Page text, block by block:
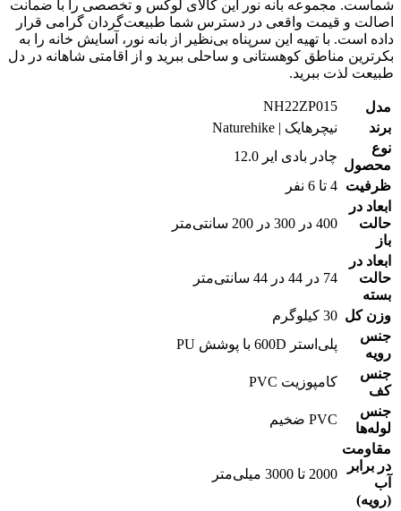
شماست. مجموعه بانه نور این کالای لوکس و تخصصی را با ضمانت
اصالت و قیمت واقعی در دسترس شما طبیعت‌گردان گرامی قرار
داده است. با تهیه این سرپناه بی‌نظیر از بانه نور، آسایش خانه را به
بکرترین مناطق کوهستانی و ساحلی ببرید و از اقامتی شاهانه در دل
طبیعت لذت ببرید.
مدل
NH22ZP015
برند
نیچرهایک | Naturehike
نوع
محصول
چادر بادی ایر 12.0
ظرفیت 4 تا 6 نفر
ابعاد در
حالت
باز
400 در 300 در 200 سانتی‌متر
ابعاد در
حالت
بسته
74 در 44 در 44 سانتی‌متر
وزن کل 30 کیلوگرم
جنس
رویه
پلی‌استر 600D با پوشش PU
جنس
کف
کامپوزیت PVC
جنس
لوله‌ها
PVC ضخیم
مقاومت
در برابر
آب
(رویه)
2000 تا 3000 میلی‌متر